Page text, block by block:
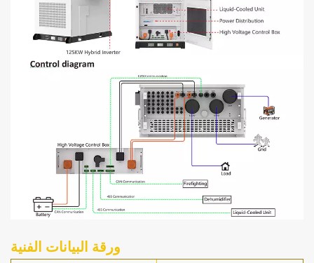
ورقة البيانات الفنية